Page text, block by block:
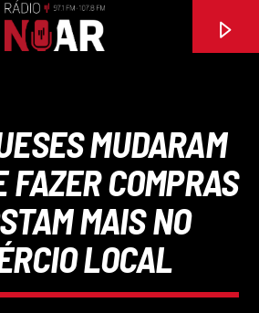
MUDARAM
FAZER COMPRAS
MAIS NO
LOCAL